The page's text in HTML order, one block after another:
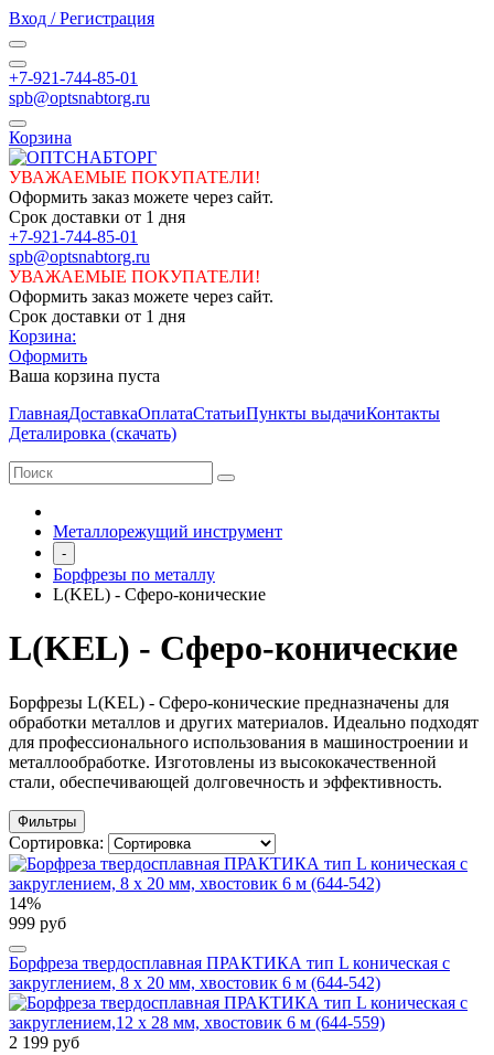
Вход / Регистрация
+7-921-744-85-01
spb@optsnabtorg.ru
Корзина
УВАЖАЕМЫЕ ПОКУПАТЕЛИ!
Оформить заказ можете через сайт.
Срок доставки от 1 дня
+7-921-744-85-01
spb@optsnabtorg.ru
УВАЖАЕМЫЕ ПОКУПАТЕЛИ!
Оформить заказ можете через сайт.
Срок доставки от 1 дня
Корзина:
Оформить
Ваша корзина пуста
ГлавнаяДоставкаОплатаСтатьиПункты выдачиКонтакты
Деталировка (скачать)
Металлорежущий инструмент
-
Борфрезы по металлу
L(KEL) - Сферо-конические
L(KEL) - Сферо-конические
Борфрезы L(KEL) - Сферо-конические предназначены для
обработки металлов и других материалов. Идеально подходят
для профессионального использования в машиностроении и
металлообработке. Изготовлены из высококачественной
стали, обеспечивающей долговечность и эффективность.
Фильтры
Сортировка:
14%
999 руб
Борфреза твердосплавная ПРАКТИКА тип L коническая с
закруглением, 8 х 20 мм, хвостовик 6 м (644-542)
2 199 руб